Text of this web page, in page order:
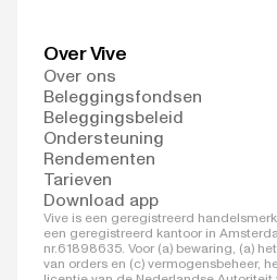
Over Vive
Over ons
Beleggingsfondsen
Beleggingsbeleid
Ondersteuning
Rendementen
Tarieven
Download app
Vive is een geregistreerd handelsmerk
een geregistreerd kantoor in
nr.61898635. Voor (a) bewaring, (a)
van orders en (c) vermogensbeheer,